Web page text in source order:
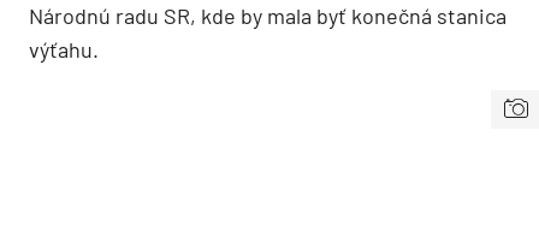
Národnú radu SR, kde by mala byť konečná stanica
výťahu.